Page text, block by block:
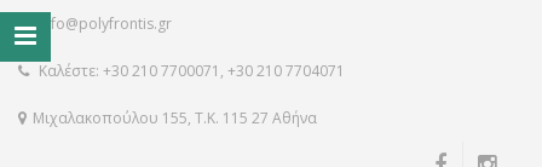
info@polyfrontis.gr
Καλέστε: +30 210 7700071, +30 210 7704071
Μιχαλακοπούλου 155, Τ.Κ. 115 27 Αθήνα